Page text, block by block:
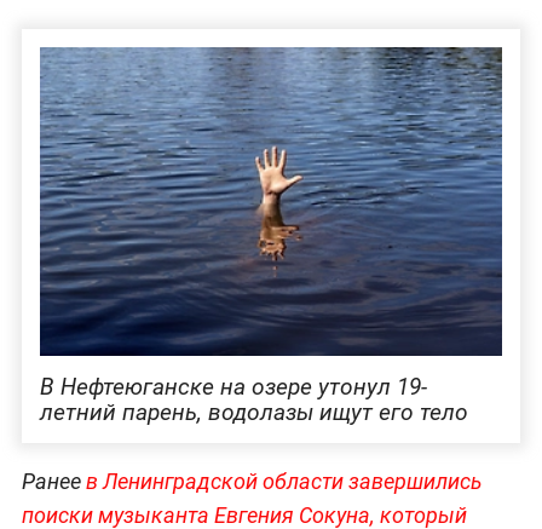
В Нефтеюганске на озере утонул 19-
летний парень, водолазы ищут его тело
Ранеев Ленинградской области завершились
поиски музыканта Евгения Сокуна, который